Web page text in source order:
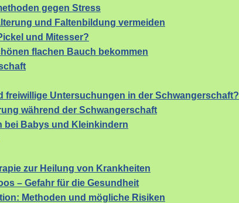
gegen Stress
und Faltenbildung vermeiden
und Mitesser?
flachen Bauch bekommen
freiwillige Untersuchungen in der Schwangerschaft?
während der Schwangerschaft
bei Babys und Kleinkindern
zur Heilung von Krankheiten
– Gefahr für die Gesundheit
Methoden und mögliche Risiken